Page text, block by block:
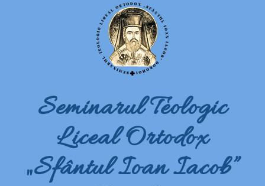
Seminarul Teologic
Liceal Ortodox
„Sfântul Ioan Iacob”